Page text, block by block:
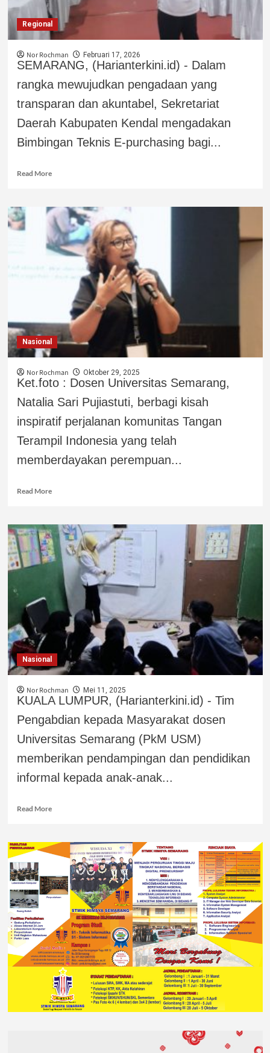
Regional
Nor Rochman Februari 17, 2026
SEMARANG, (Harianterkini.id) - Dalam
rangka mewujudkan pengadaan yang
transparan dan akuntabel, Sekretariat
Daerah Kabupaten Kendal mengadakan
Bimbingan Teknis E-purchasing bagi...
Read More
Nasional
Nor Rochman Oktober 29, 2025
Ket.foto : Dosen Universitas Semarang,
Natalia Sari Pujiastuti, berbagi kisah
inspiratif perjalanan komunitas Tangan
Terampil Indonesia yang telah
memberdayakan perempuan...
Read More
Nasional
Nor Rochman Mei 11, 2025
KUALA LUMPUR, (Harianterkini.id) - Tim
Pengabdian kepada Masyarakat dosen
Universitas Semarang (PkM USM)
memberikan pendampingan dan pendidikan
informal kepada anak-anak...
Read More